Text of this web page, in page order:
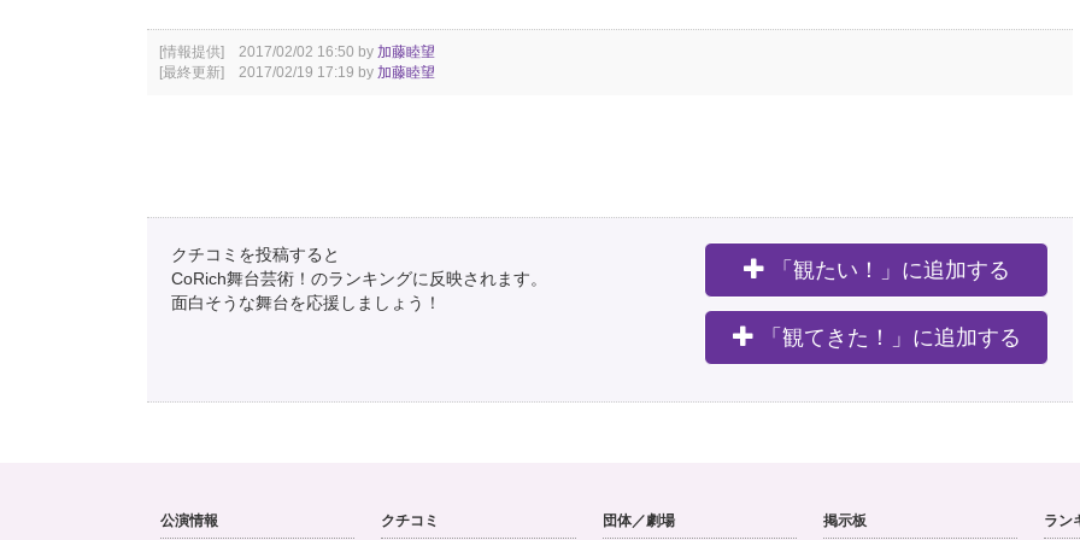
[情報提供] 2017/02/02 16:50 by 加藤睦望
[最終更新] 2017/02/19 17:19 by 加藤睦望
クチコミを投稿すると
CoRich舞台芸術！のランキングに反映されます。
面白そうな舞台を応援しましょう！
「観たい！」に追加する
「観てきた！」に追加する
公演情報 クチコミ 団体／劇場 掲示板 ラン